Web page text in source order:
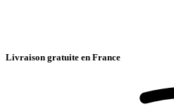
Livraison gratuite en France